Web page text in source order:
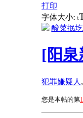
打印
字体大小: t
酸菜抿
[阳泉
犯罪嫌疑人 ,
您是本帖的第